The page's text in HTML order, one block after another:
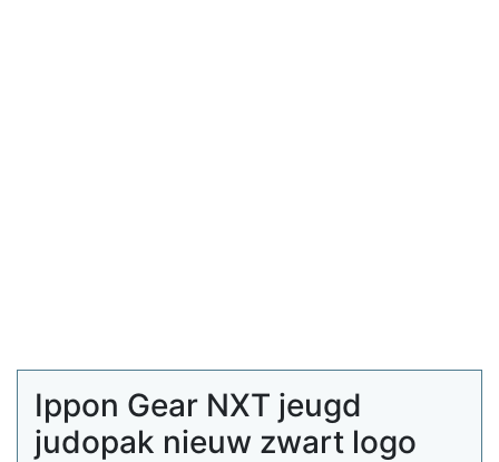
Ippon Gear NXT jeugd
judopak nieuw zwart logo